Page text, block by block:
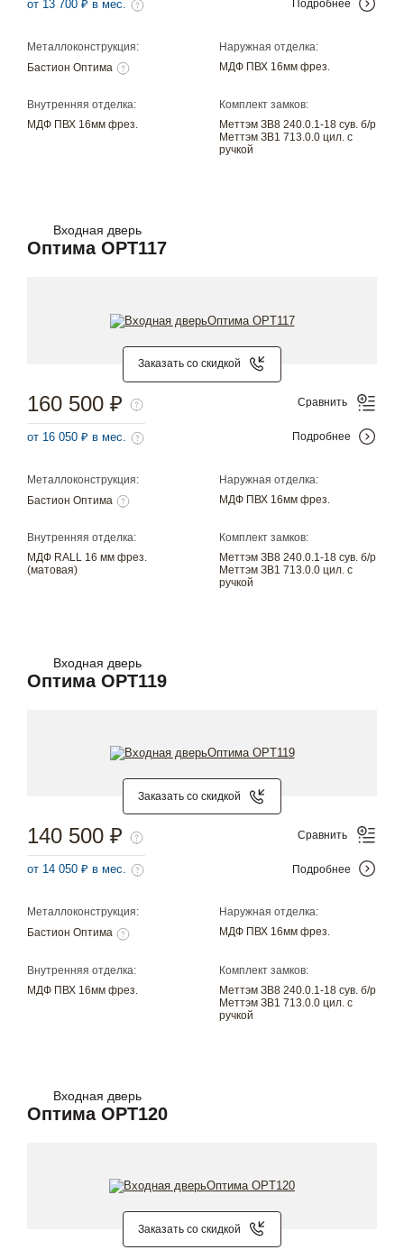
Металлоконструкция:
Бастион Оптима
Наружная отделка:
МДФ ПВХ 16мм фрез.
Внутренняя отделка:
МДФ ПВХ 16мм фрез.
Комплект замков:
Меттэм ЗВ8 240.0.1-18 сув. б/р
Меттэм ЗВ1 713.0.0 цил. с
ручкой
от 13 700 ₽ в мес. Подробнее
Входная дверь
Оптима OPT117
Заказать со скидкой
Металлоконструкция:
Бастион Оптима
Наружная отделка:
МДФ ПВХ 16мм фрез.
Внутренняя отделка:
МДФ RALL 16 мм фрез.
(матовая)
Комплект замков:
Меттэм ЗВ8 240.0.1-18 сув. б/р
Меттэм ЗВ1 713.0.0 цил. с
ручкой
160 500 ₽
от 16 050 ₽ в мес.
Сравнить
Подробнее
Входная дверь
Оптима OPT119
Заказать со скидкой
Металлоконструкция:
Бастион Оптима
Наружная отделка:
МДФ ПВХ 16мм фрез.
Внутренняя отделка:
МДФ ПВХ 16мм фрез.
Комплект замков:
Меттэм ЗВ8 240.0.1-18 сув. б/р
Меттэм ЗВ1 713.0.0 цил. с
ручкой
140 500 ₽
от 14 050 ₽ в мес.
Сравнить
Подробнее
Входная дверь
Оптима OPT120
Заказать со скидкой